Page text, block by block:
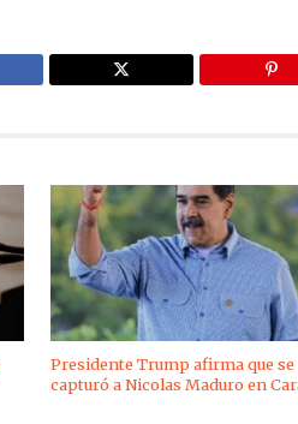
Presidente Trump afirma que se
capturó a Nicolas Maduro en